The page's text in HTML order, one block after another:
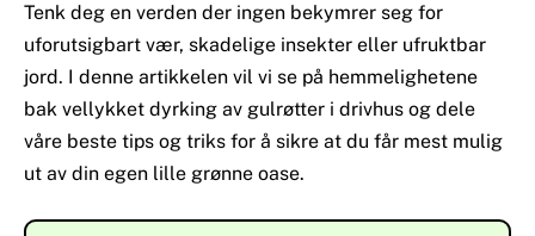
Tenk deg en verden der ingen bekymrer seg for
uforutsigbart vær, skadelige insekter eller ufruktbar
jord. I denne artikkelen vil vi se på hemmelighetene
bak vellykket dyrking av gulrøtter i drivhus og dele
våre beste tips og triks for å sikre at du får mest mulig
ut av din egen lille grønne oase.